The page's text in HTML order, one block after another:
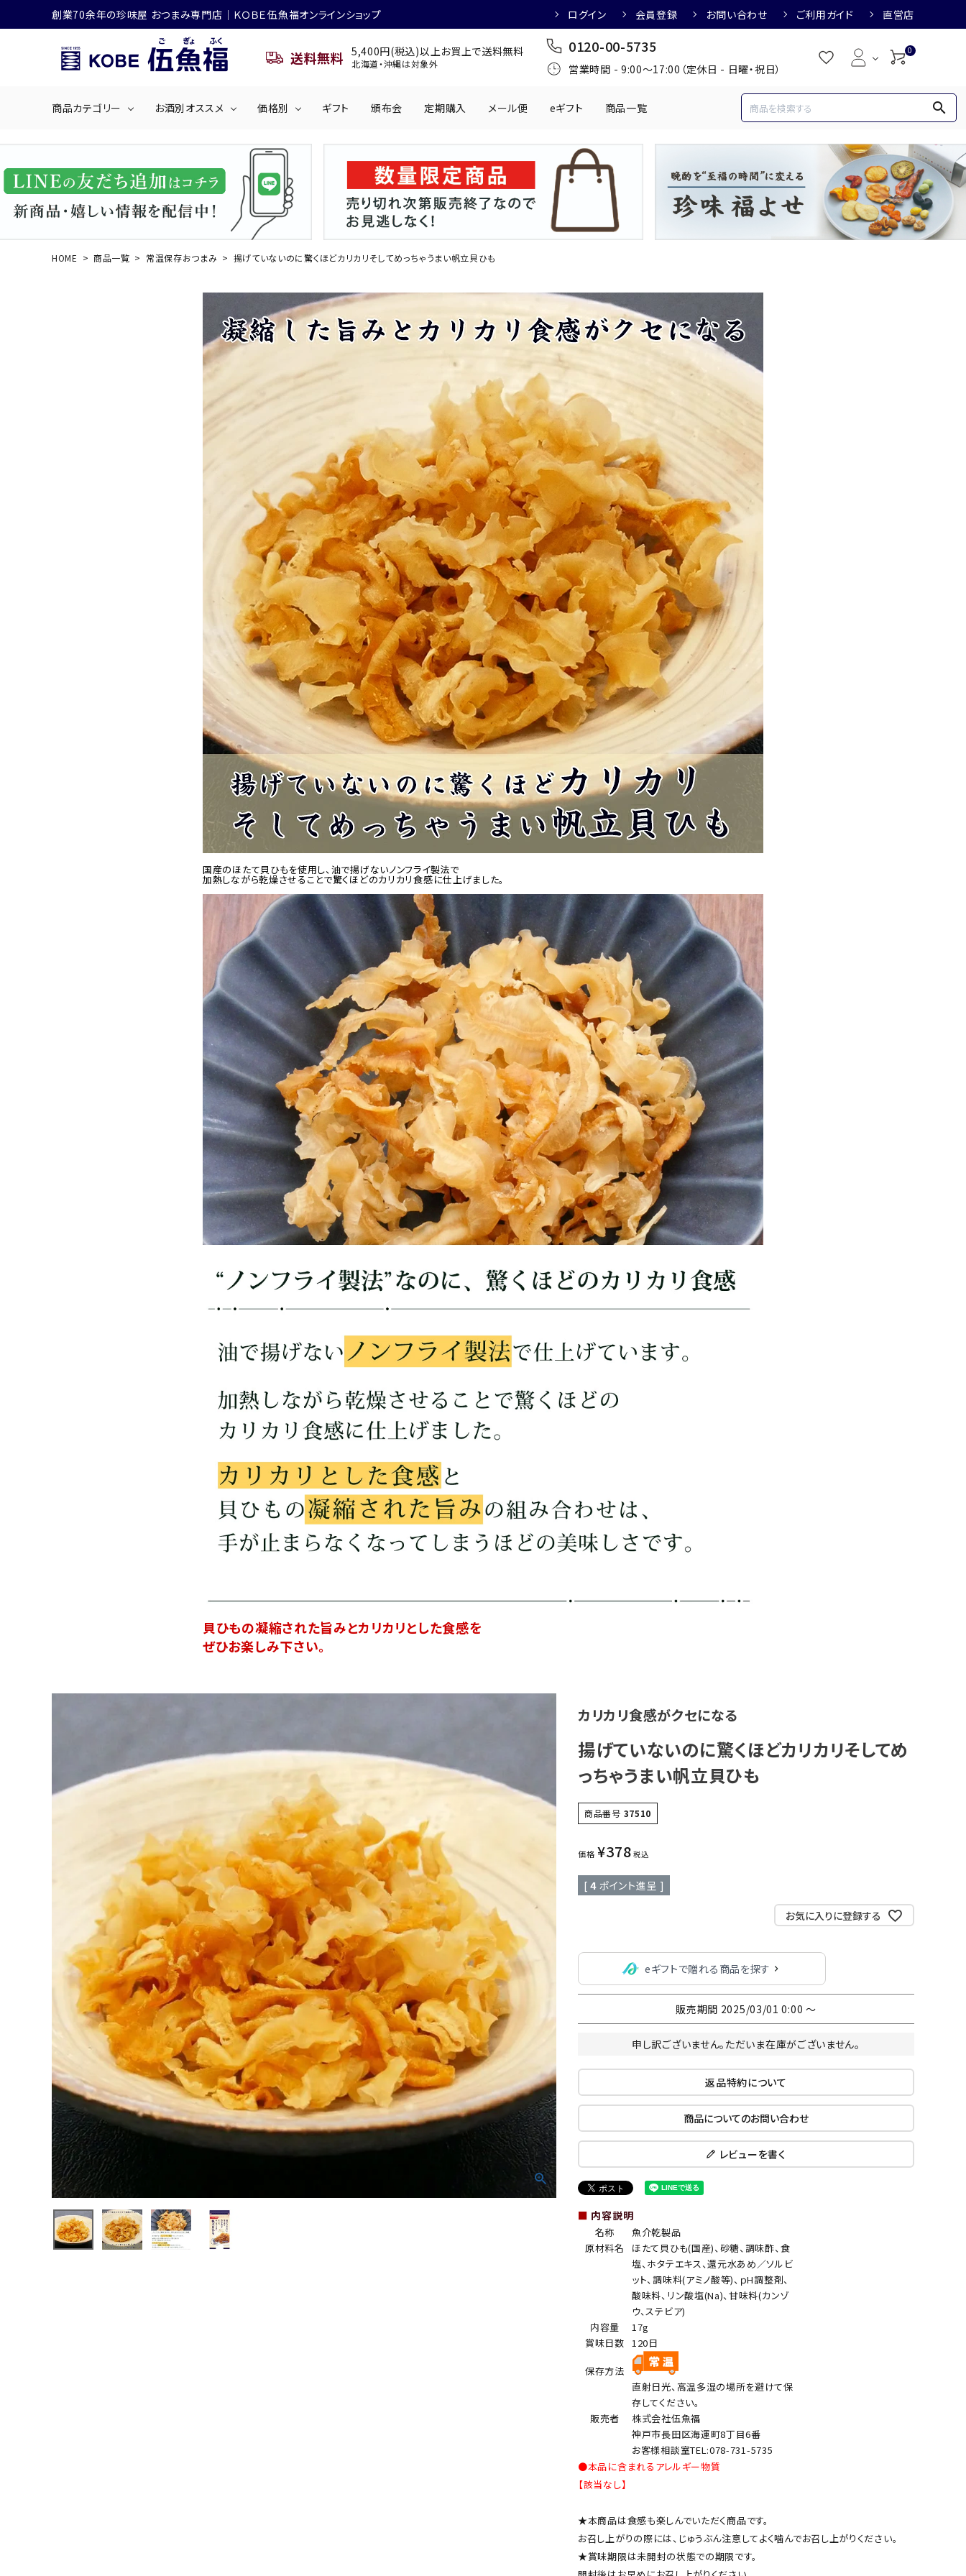
創業70余年の珍味屋 おつまみ専門店│ＫＯＢＥ伍魚福オンラインショップ ログイン 会員登録 お問い合わせ ご利用ガイド 直営店
送料無料 5,400円(税込)以上お買上で送料無料
北海道・沖縄は対象外
0120-00-5735
営業時間 - 9:00～17:00（定休日 - 日曜・祝日）
0
商品カテゴリー
くぎ煮 海産物 乳製品 かわきもの
佃煮・ごはんのおとも 丸う
お酒別オススメ
日本酒におすすめ 焼酎におすすめ
価格別
501円～1,000円 1,001円～2,000円 2,001円～3,000円 3,001円～4,000円
4,001円～5,000円 5,001円～
ギフト 頒布会 定期購入 メール便 eギフト 商品一覧 search
ACCOUNT MENU
ログイン 会員登録
HOME 商品一覧 常温保存おつまみ 揚げていないのに驚くほどカリカリそしてめっちゃうまい帆立貝ひも
国産のほたて貝ひもを使用し、油で揚げないノンフライ製法で
加熱しながら乾燥させることで驚くほどのカリカリ食感に仕上げました。
貝ひもの凝縮された旨みとカリカリとした食感を
ぜひお楽しみ下さい。
カリカリ食感がクセになる
揚げていないのに驚くほどカリカリそしてめ
っちゃうまい帆立貝ひも
商品番号 37510
価格 ¥378 税込
[ 4 ポイント進呈 ]
お気に入りに登録する
eギフトで贈れる商品を探す
販売期間 2025/03/01 0:00 〜
申し訳ございません。ただいま在庫がございません。
返品特約について
商品についてのお問い合わせ
レビューを書く
■ 内容説明
名称
魚介乾製品
原材料名
ほたて貝ひも(国産)、砂糖、調味酢、食
塩、ホタテエキス、還元水あめ／ソルビ
ット、調味料(アミノ酸等)、ｐH調整剤、
酸味料、リン酸塩(Na)、甘味料(カンゾ
ウ、ステビア)
内容量
17g
賞味日数 120日
保存方法
直射日光、高温多湿の場所を避けて保
存してください。
販売者
株式会社伍魚福
神戸市長田区海運町8丁目6番
お客様相談室TEL:078-731-5735
●本品に含まれるアレルギー物質
【該当なし】
★本商品は食感も楽しんでいただく商品です。
お召し上がりの際には、じゅうぶん注意してよく噛んでお召し上がりください。
★賞味期限は未開封の状態での期限です。